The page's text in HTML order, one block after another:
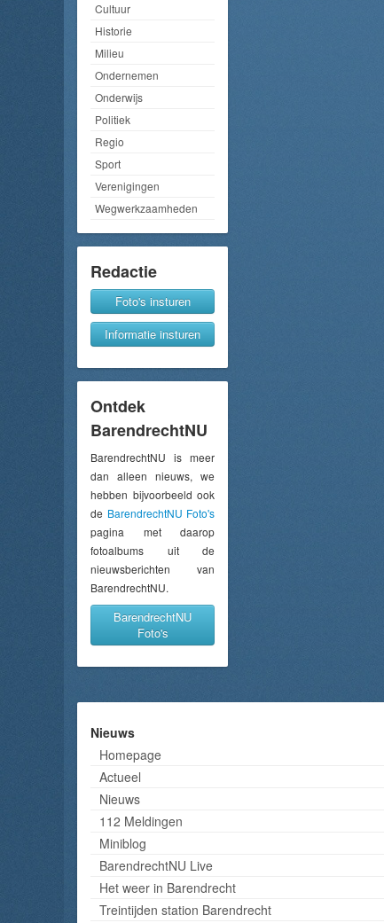
Cultuur
Historie
Milieu
Ondernemen
Onderwijs
Politiek
Regio
Sport
Verenigingen
Wegwerkzaamheden
Redactie
Foto's insturen
Informatie insturen
Ontdek
BarendrechtNU
BarendrechtNU is meer
dan alleen nieuws, we
hebben bijvoorbeeld ook
de BarendrechtNU Foto's
pagina met daarop
fotoalbums uit de
nieuwsberichten van
BarendrechtNU.
BarendrechtNU
Foto's
Nieuws
Homepage
Actueel
Nieuws
112 Meldingen
Miniblog
BarendrechtNU Live
Het weer in Barendrecht
Treintijden station Barendrecht